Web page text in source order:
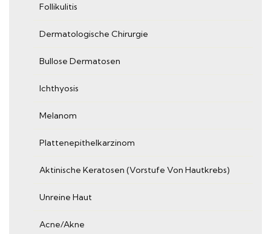
Follikulitis
Dermatologische Chirurgie
Bullose Dermatosen
Ichthyosis
Melanom
Plattenepithelkarzinom
Aktinische Keratosen (Vorstufe Von Hautkrebs)
Unreine Haut
Acne/Akne